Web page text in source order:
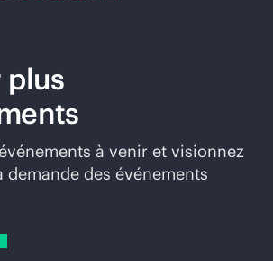
à venir et visionnez
demande des événements